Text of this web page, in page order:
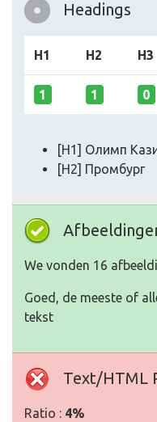
Headings
H1 H2 H3
1 1 0
[H1] Олимп
[H2] Промбург
We vonden 16
Goed, de meeste of
tekst
Text/HTML
Ratio : 4%